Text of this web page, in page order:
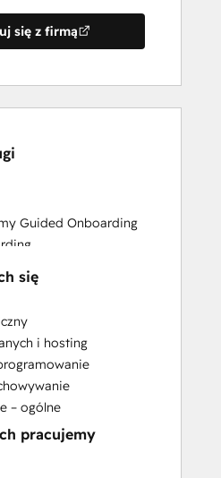
się z firmą
Guided Onboarding
Alignment
się
i hosting
– ogólne
pracujemy